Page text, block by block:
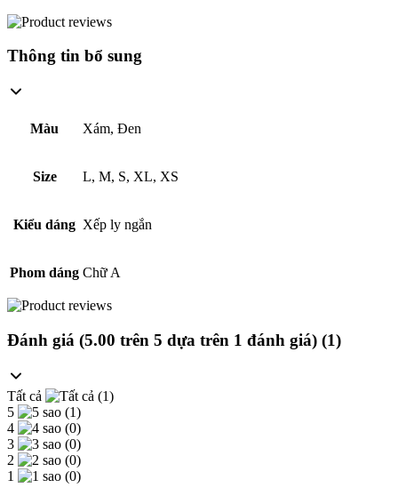
Thông tin bổ sung
Màu Xám, Đen
Size L, M, S, XL, XS
Kiểu dáng Xếp ly ngắn
Phom dáng Chữ A
Đánh giá (5.00 trên 5 dựa trên 1 đánh giá) (1)
Tất cả
(1)
5
(1)
4
(0)
3
(0)
2
(0)
1
(0)